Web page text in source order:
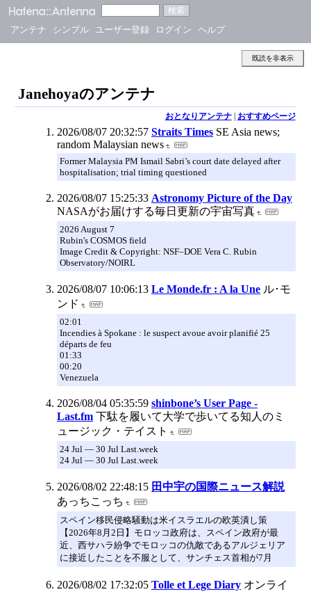
アンテナ シンプル ユーザー登録 ログイン ヘルプ
既読を非表示
Janehoyaのアンテナ
おとなりアンテナ| おすすめページ
2026/08/07 20:32:57 Straits Times SE Asia news;
random Malaysian news
Former Malaysia PM Ismail Sabri’s court date delayed after
hospitalisation; trial timing questioned
2026/08/07 15:25:33 Astronomy Picture of the Day
NASAがお届けする毎日更新の宇宙写真
2026 August 7
Rubin's COSMOS field
Image Credit & Copyright: NSF–DOE Vera C. Rubin
Observatory/NOIRL
2026/08/07 10:06:13 Le Monde.fr : A la Une ル･モ
ンド
02:01
Incendies à Spokane : le suspect avoue avoir planifié 25
départs de feu
01:33
00:20
Venezuela
2026/08/04 05:35:59 shinbone’s User Page -
Last.fm 下駄を履いて大学で歩いてる知人のミ
ュージック・テイスト
24 Jul — 30 Jul Last.week
24 Jul — 30 Jul Last.week
2026/08/02 22:48:15 田中宇の国際ニュース解説
あっちこっち
スペイン移民侵略騒動は米イスラエルの欧英潰し策
【2026年8月2日】モロッコ政府は、スペイン政府が最
近、西サハラ紛争でモロッコの仇敵であるアルジェリア
に接近したことを不服として、サンチェス首相が7月
2026/08/02 17:32:05 Tolle et Lege Diary オンライ